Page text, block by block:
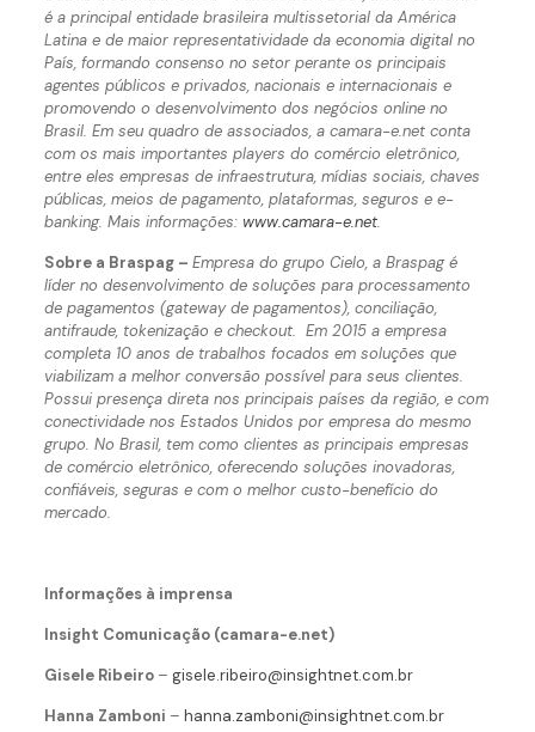
é a principal entidade brasileira multissetorial da América
Latina e de maior representatividade da economia digital no
País, formando consenso no setor perante os principais
agentes públicos e privados, nacionais e internacionais e
promovendo o desenvolvimento dos negócios online no
Brasil. Em seu quadro de associados, a camara-e.net conta
com os mais importantes players do comércio eletrônico,
entre eles empresas de infraestrutura, mídias sociais, chaves
públicas, meios de pagamento, plataformas, seguros e e-
banking. Mais informações: www.camara-e.net.
Sobre a Braspag – Empresa do grupo Cielo, a Braspag é
líder no desenvolvimento de soluções para processamento
de pagamentos (gateway de pagamentos), conciliação,
antifraude, tokenização e checkout. Em 2015 a empresa
completa 10 anos de trabalhos focados em soluções que
viabilizam a melhor conversão possível para seus clientes.
Possui presença direta nos principais países da região, e com
conectividade nos Estados Unidos por empresa do mesmo
grupo. No Brasil, tem como clientes as principais empresas
de comércio eletrônico, oferecendo soluções inovadoras,
confiáveis, seguras e com o melhor custo-benefício do
mercado.
Informações à imprensa
Insight Comunicação (camara-e.net)
Gisele Ribeiro– gisele.ribeiro@insightnet.com.br
Hanna Zamboni – hanna.zamboni@insightnet.com.br